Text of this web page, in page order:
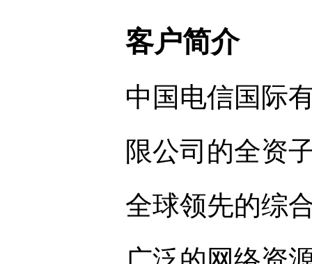
客户简介
中国电信国际
限公司的全资
全球领先的综